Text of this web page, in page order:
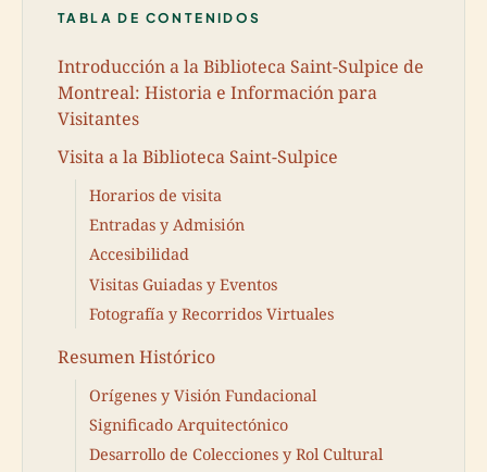
TABLA DE CONTENIDOS
Introducción a la Biblioteca Saint-Sulpice de
Montreal: Historia e Información para
Visitantes
Visita a la Biblioteca Saint-Sulpice
Horarios de visita
Entradas y Admisión
Accesibilidad
Visitas Guiadas y Eventos
Fotografía y Recorridos Virtuales
Resumen Histórico
Orígenes y Visión Fundacional
Significado Arquitectónico
Desarrollo de Colecciones y Rol Cultural